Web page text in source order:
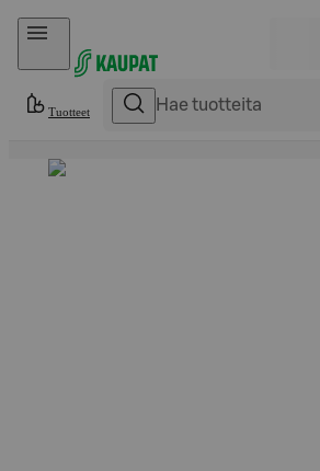
Hyppää sisältöön
Tuotteet